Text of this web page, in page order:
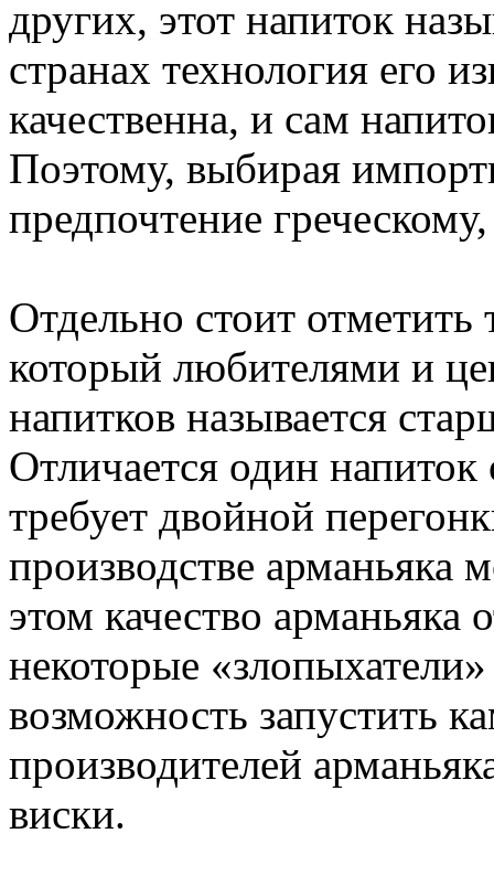
других, этот напиток
странах технология его
качественна, и сам
Поэтому, выбирая
предпочтение
Отдельно стоит отметить
который любителями и
напитков называется
Отличается один напиток
требует двойной
производстве арманьяка
этом качество арманьяка
некоторые
возможность запустить
производителей
виски.